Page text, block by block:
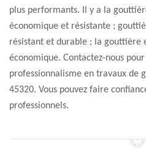
plus performants. Il y a la
économique et résistante ;
résistant et durable ; la gouttière
économique. Contactez-nous
professionnalisme en travaux de
45320. Vous pouvez faire
professionnels.